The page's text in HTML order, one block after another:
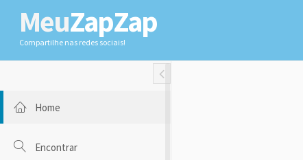
MeuZapZap
Compartilhe nas redes sociais!
Toggle Fullwidth
Home
Encontrar